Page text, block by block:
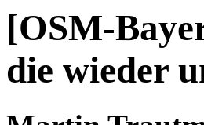
[OSM-
die wieder